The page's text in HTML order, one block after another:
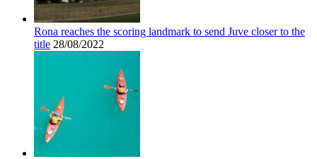
Rona reaches the scoring landmark to send Juve closer to the
title 28/08/2022